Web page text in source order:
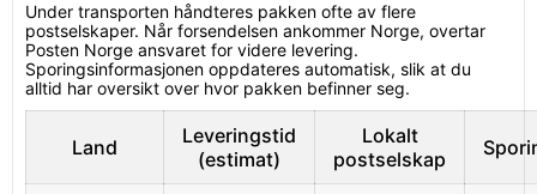
Under transporten håndteres pakken ofte av flere
postselskaper. Når forsendelsen ankommer Norge, overtar
Posten Norge ansvaret for videre levering.
Sporingsinformasjonen oppdateres automatisk, slik at du
alltid har oversikt over hvor pakken befinner seg.
Land
Leveringstid
(estimat)
Lokalt
postselskap